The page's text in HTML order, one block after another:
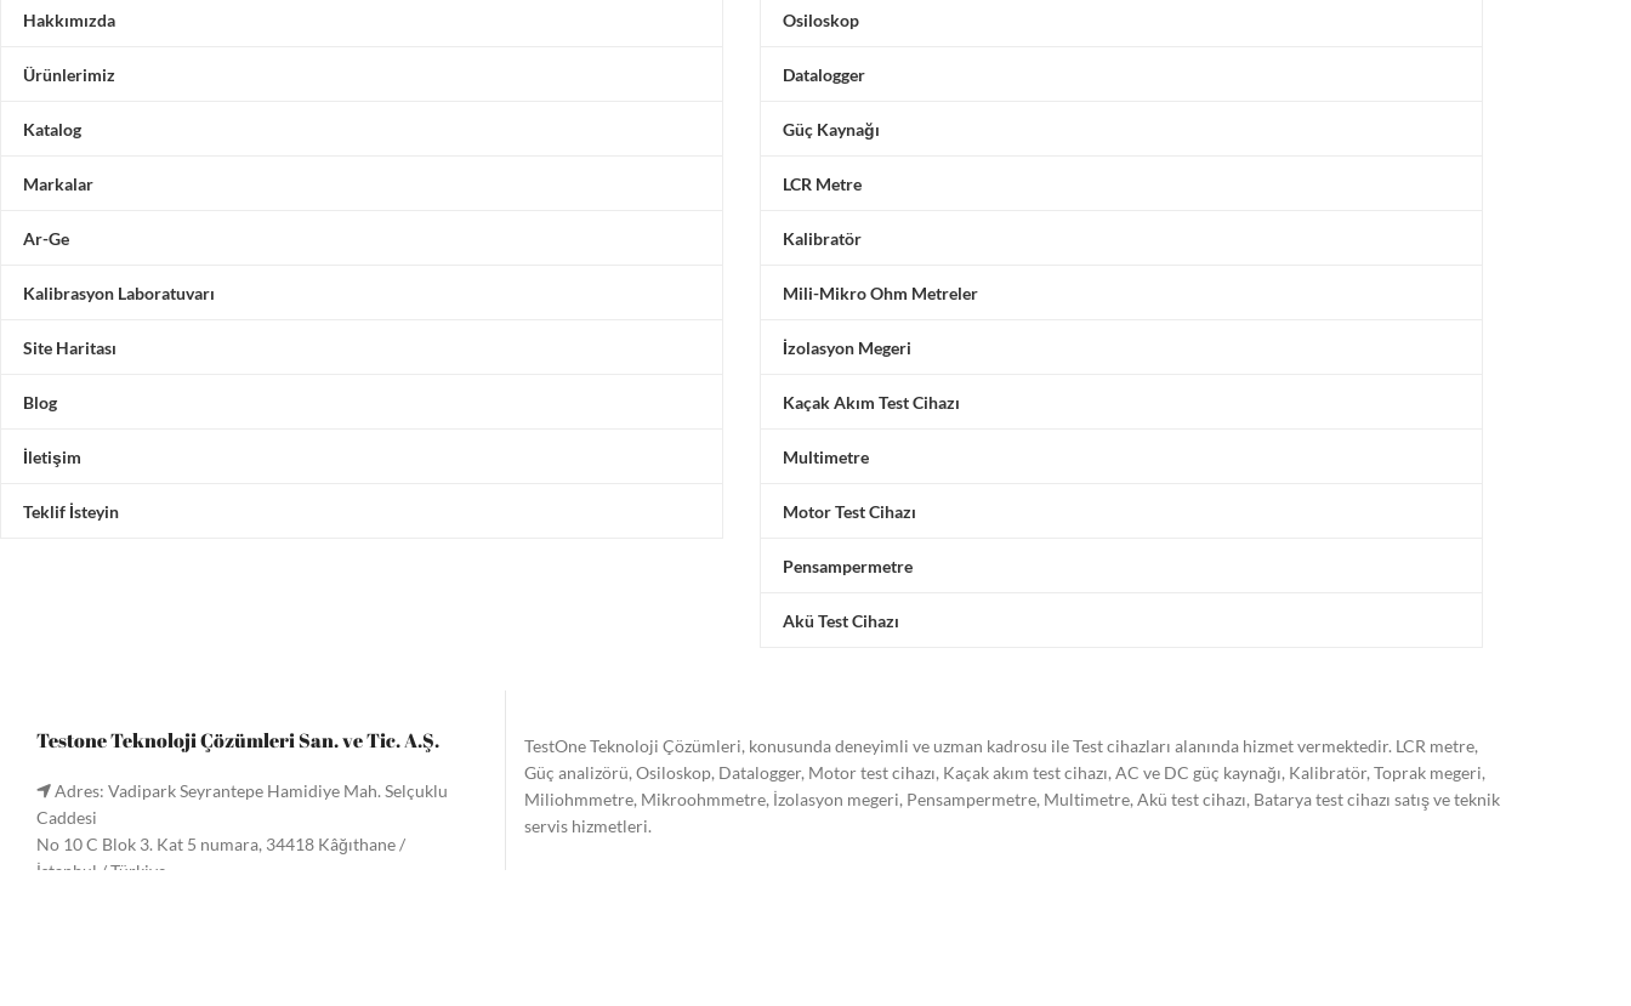
Hakkımızda
Ürünlerimiz
Katalog
Markalar
Ar-Ge
Kalibrasyon Laboratuvarı
Site Haritası
Blog
İletişim
Teklif İsteyin
Osiloskop
Datalogger
Güç Kaynağı
LCR Metre
Kalibratör
Mili-Mikro Ohm Metreler
İzolasyon Megeri
Kaçak Akım Test Cihazı
Multimetre
Motor Test Cihazı
Pensampermetre
Akü Test Cihazı
Testone Teknoloji Çözümleri San. ve Tic. A.Ş.
Adres: Vadipark Seyrantepe Hamidiye Mah. Selçuklu
Caddesi
No 10 C Blok 3. Kat 5 numara, 34418 Kâğıthane /
İstanbul / Türkiye
TestOne Teknoloji Çözümleri, konusunda deneyimli ve uzman kadrosu ile Test cihazları alanında hizmet vermektedir. LCR metre,
Güç analizörü, Osiloskop, Datalogger, Motor test cihazı, Kaçak akım test cihazı, AC ve DC güç kaynağı, Kalibratör, Toprak megeri,
Miliohmmetre, Mikroohmmetre, İzolasyon megeri, Pensampermetre, Multimetre, Akü test cihazı, Batarya test cihazı satış ve teknik
servis hizmetleri.